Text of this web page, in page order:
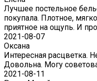
Лучшее постельное
покупала. Плотное,
приятное на ощупь. И
2021-08-07
Оксана
Интересная расцветка.
Довольна. Могу
2021-08-11